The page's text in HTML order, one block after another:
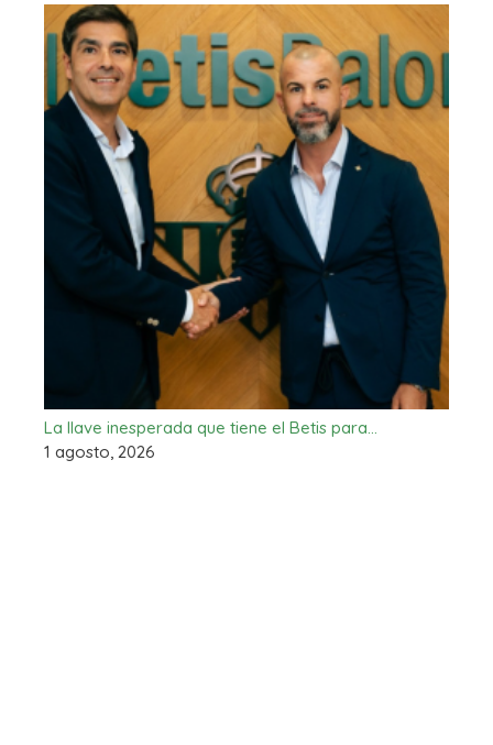
La llave inesperada que tiene el Betis para…
1 agosto, 2026